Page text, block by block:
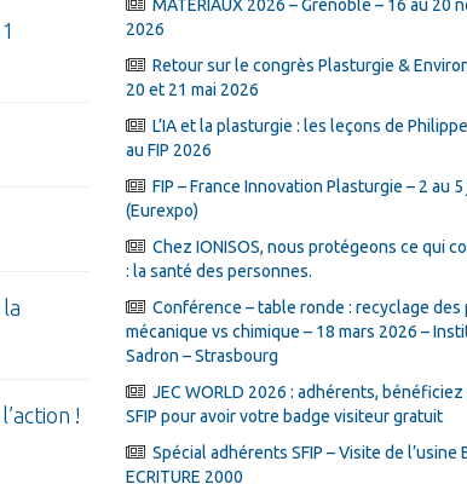
!
MATÉRIAUX 2026 – Grenoble – 16 au 20
2026
Retour sur le congrès Plasturgie &
20 et 21 mai 2026
L’IA et la plasturgie : les leçons de
au FIP 2026
FIP – France Innovation Plasturgie – 2 au 5
(Eurexpo)
Chez IONISOS, nous protégeons ce qui
: la santé des personnes.
Conférence – table ronde : recyclage des
mécanique vs chimique – 18 mars 2026 –
Sadron – Strasbourg
JEC WORLD 2026 : adhérents, bénéficiez
SFIP pour avoir votre badge visiteur gratuit
Spécial adhérents SFIP – Visite de l’usine
ECRITURE 2000